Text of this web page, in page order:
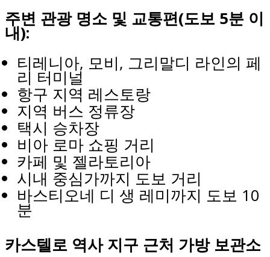
주변 관광 명소 및 교통편(도보 5분 이
내):
티레니아, 모비, 그리말디 라인의 페
리 터미널
항구 지역 레스토랑
지역 버스 정류장
택시 승차장
비아 로마 쇼핑 거리
카페 및 젤라토리아
시내 중심가까지 도보 거리
바스티오네 디 생 레미까지 도보 10
분
카스텔로 역사 지구 근처 가방 보관소